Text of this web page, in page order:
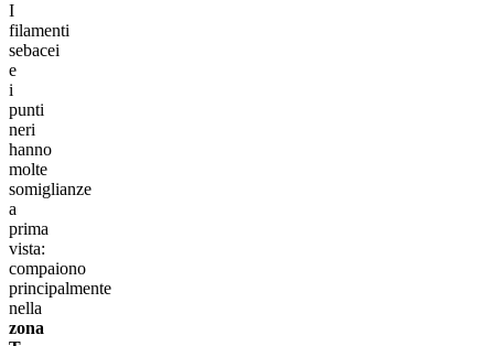
I
filamenti
sebacei
e
i
punti
neri
hanno
molte
somiglianze
a
prima
vista:
compaiono
principalmente
nella
zona